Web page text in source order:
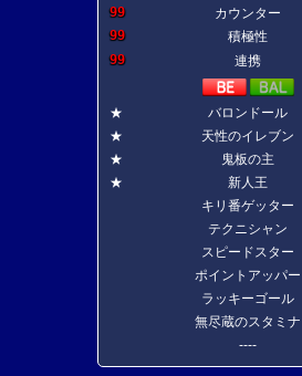
99
カウンター
99
積極性
99
連携
★
バロンドール
★
天性のイレブン
★
鬼板の主
★
新人王
キリ番ゲッター
テクニシャン
スピードスター
ポイントアッパー
ラッキーゴール
無尽蔵のスタミナ
----